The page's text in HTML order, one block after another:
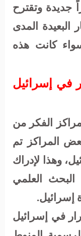
جديدة وتقترح
البعيدة المدى
كانت هذه
في إسرائيل
مراكز الفكر من
المراكز تم
وهذا لإدراك
البحث العلمي
إسرائيل.
في إسرائيل